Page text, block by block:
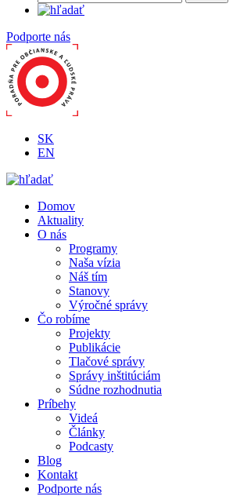
Podporte nás
SK
EN
Domov
Aktuality
O nás
Programy
Naša vízia
Náš tím
Stanovy
Výročné správy
Čo robíme
Projekty
Publikácie
Tlačové správy
Správy inštitúciám
Súdne rozhodnutia
Príbehy
Videá
Články
Podcasty
Blog
Kontakt
Podporte nás